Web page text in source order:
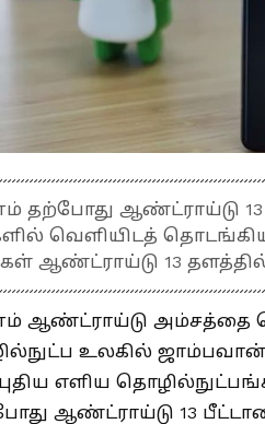
தற்போது ஆண்ட்ராய்டு 13
வெளியிடத்
ஆண்ட்ராய்டு 13 தளத்தில்
ஆண்ட்ராய்டு அம்சத்தை
உலகில்
எளிய
ஆண்ட்ராய்டு 13